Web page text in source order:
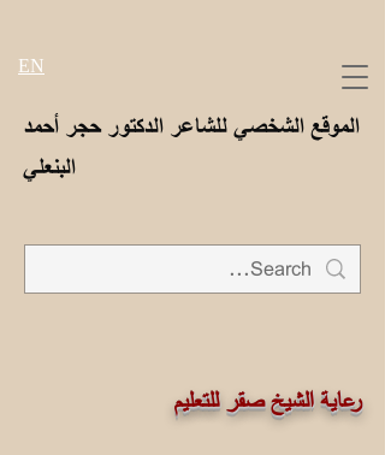
الموقع الشخصي للشاعر الدكتور حجر أحمد
البنعلي
EN
رعاية الشيخ صقر للتعليم